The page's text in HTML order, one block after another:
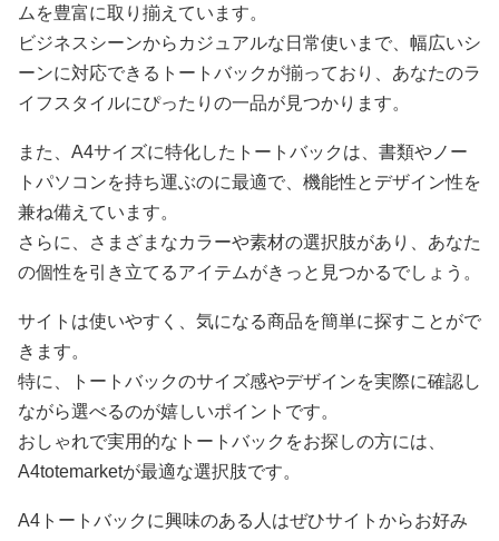
ムを豊富に取り揃えています。
ビジネスシーンからカジュアルな日常使いまで、幅広いシ
ーンに対応できるトートバックが揃っており、あなたのラ
イフスタイルにぴったりの一品が見つかります。
また、A4サイズに特化したトートバックは、書類やノー
トパソコンを持ち運ぶのに最適で、機能性とデザイン性を
兼ね備えています。
さらに、さまざまなカラーや素材の選択肢があり、あなた
の個性を引き立てるアイテムがきっと見つかるでしょう。
サイトは使いやすく、気になる商品を簡単に探すことがで
きます。
特に、トートバックのサイズ感やデザインを実際に確認し
ながら選べるのが嬉しいポイントです。
おしゃれで実用的なトートバックをお探しの方には、
A4totemarketが最適な選択肢です。
A4トートバックに興味のある人はぜひサイトからお好み